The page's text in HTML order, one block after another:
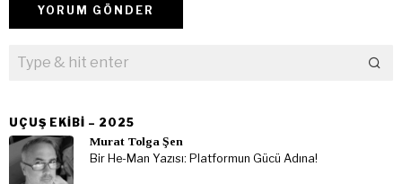
UÇUŞ EKIBI – 2025
Murat Tolga Şen
Bir He-Man Yazısı: Platformun Gücü Adına!